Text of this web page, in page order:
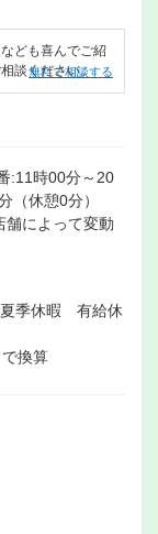
ども喜んでご紹
談ください。
無料で相談する
:11時00分～20
（休憩0分）
舗によって変動
季休暇 有給休
換算